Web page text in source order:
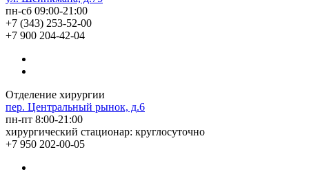
пн-сб 09:00-21:00
+7 (343) 253-52-00
+7 900 204-42-04
Отделение хирургии
пер. Центральный рынок, д.6
пн-пт 8:00-21:00
хирургический стационар: круглосуточно
+7 950 202-00-05